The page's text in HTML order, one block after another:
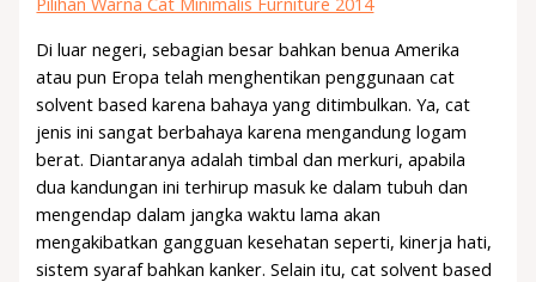
Di luar negeri, sebagian besar bahkan benua Amerika
atau pun Eropa telah menghentikan penggunaan cat
solvent based karena bahaya yang ditimbulkan. Ya, cat
jenis ini sangat berbahaya karena mengandung logam
berat. Diantaranya adalah timbal dan merkuri, apabila
dua kandungan ini terhirup masuk ke dalam tubuh dan
mengendap dalam jangka waktu lama akan
mengakibatkan gangguan kesehatan seperti, kinerja hati,
sistem syaraf bahkan kanker. Selain itu, cat solvent based